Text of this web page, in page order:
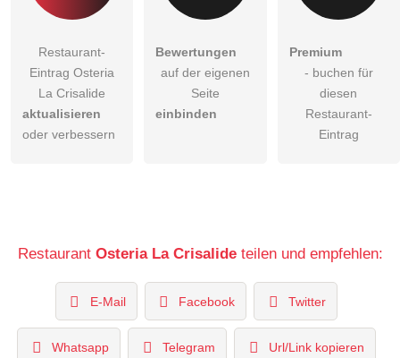
Restaurant-
Eintrag Osteria
La Crisalide
aktualisieren
oder verbessern
Bewertungen
auf der eigenen
Seite
einbinden
Premium
- buchen für
diesen
Restaurant-
Eintrag
Restaurant Osteria La Crisalideteilen und empfehlen:
E-Mail Facebook Twitter
Whatsapp Telegram Url/Link kopieren